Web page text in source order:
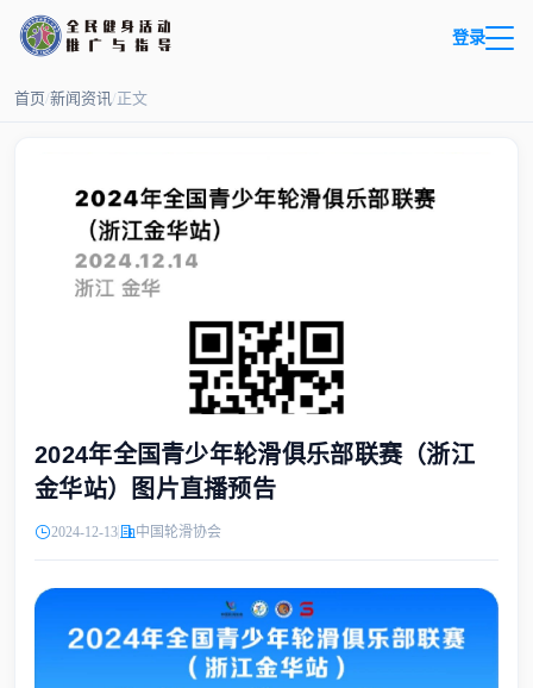
登录
首页/新闻资讯/正文
2024年全国青少年轮滑俱乐部联赛（浙江
金华站）图片直播预告
2024-12-13 中国轮滑协会